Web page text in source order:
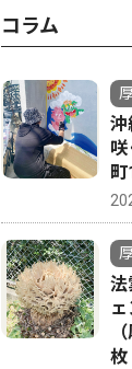
厚木・愛川・清川
真夏の夜ジ
公園で8月20・
コラム
法
枚